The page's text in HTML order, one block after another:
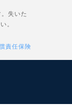
失いた
。
責任保険